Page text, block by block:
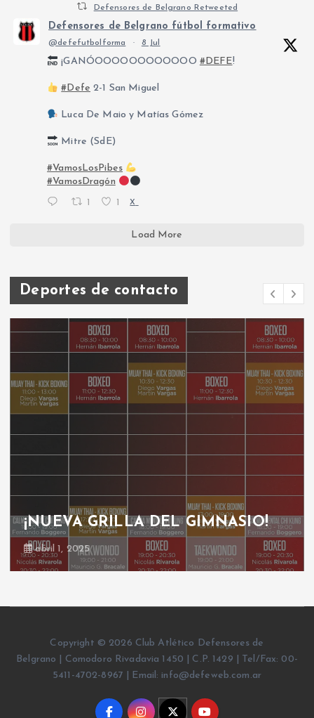
Defensores de Belgrano Retweeted
Defensores de Belgrano fútbol formativo
@defefutbolforma · 8 Jul
¡GANÓOOOOOOOOOOOO #DEFE!
#Defe 2-1 San Miguel
Luca De Maio y Matías Gómez
Mitre (SdE)
#VamosLosPibes
#VamosDragón
X
Load More
Deportes de contacto
¡NUEVA GRILLA DEL GIMNASIO!
abril 1, 2025
Copyright © 2026 Club Atlético Defensores de
Belgrano | Comodoro Rivadavia 1450 | C.P. 1429 | Tel/Fax: 00-
5411-4702-8967 | Email: info@defeweb.com.ar